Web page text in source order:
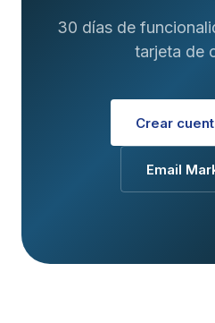
30 días de
tarjeta de
Crear
Email